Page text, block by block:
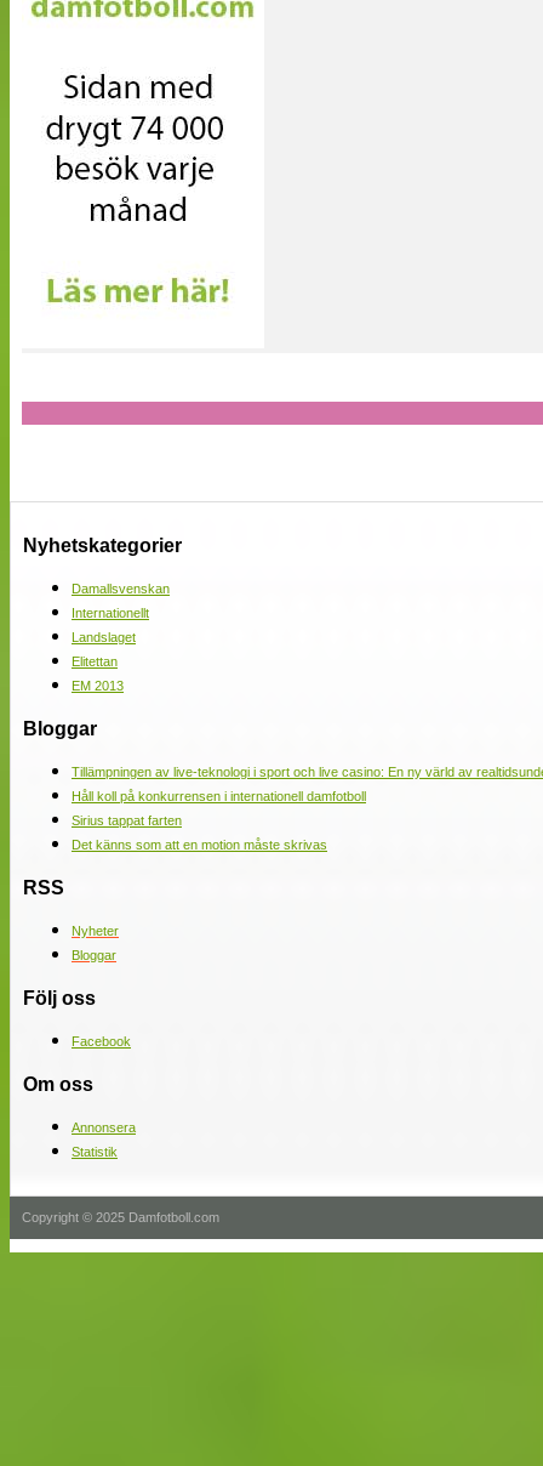
Nyhetskategorier
Damallsvenskan
Internationellt
Landslaget
Elitettan
EM 2013
Bloggar
Tillämpningen av live-teknologi i sport och live casino: En ny värld av
Håll koll på konkurrensen i internationell damfotboll
Sirius tappat farten
Det känns som att en motion måste skrivas
RSS
Nyheter
Bloggar
Följ oss
Facebook
Om oss
Annonsera
Statistik
Copyright © 2025 Damfotboll.com